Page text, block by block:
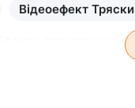
Відеоефект
Ефекти для переходів